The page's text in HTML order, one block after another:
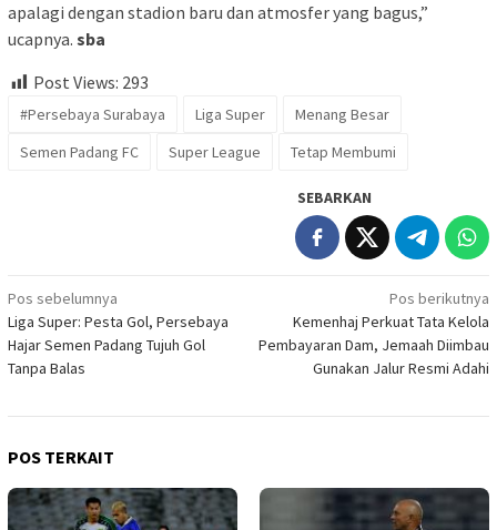
apalagi dengan stadion baru dan atmosfer yang bagus,”
ucapnya. sba
Post Views: 293
#Persebaya Surabaya Liga Super
Menang Besar
Semen Padang FC
Super League Tetap Membumi
SEBARKAN
Navigasi
pos
Pos sebelumnya
Liga Super: Pesta Gol, Persebaya
Hajar Semen Padang Tujuh Gol
Tanpa Balas
Pos berikutnya
Kemenhaj Perkuat Tata Kelola
Pembayaran Dam, Jemaah Diimbau
Gunakan Jalur Resmi Adahi
POS TERKAIT